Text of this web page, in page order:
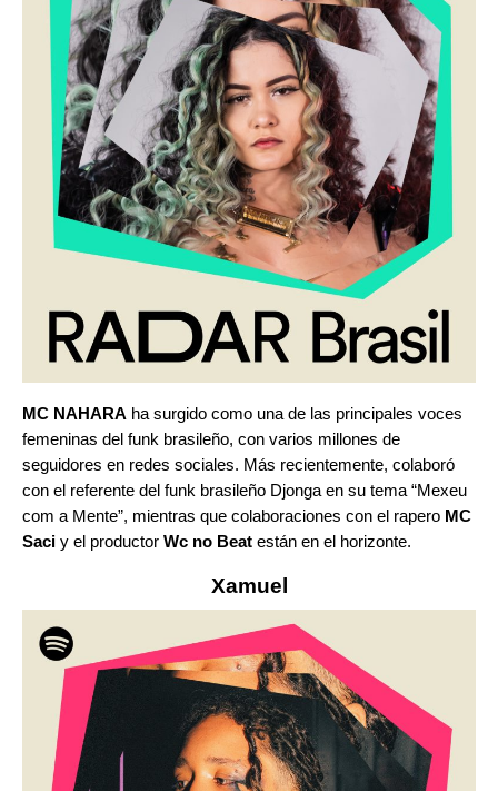
MC NAHARA ha surgido como una de las principales voces
femeninas del funk brasileño, con varios millones de
seguidores en redes sociales. Más recientemente, colaboró
con el referente del funk brasileño Djonga en su tema “Mexeu
com a Mente”, mientras que colaboraciones con el rapero MC
Saci y el productor Wc no Beat están en el horizonte.
Xamuel